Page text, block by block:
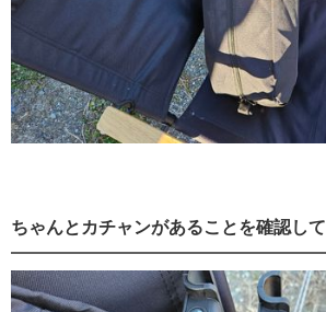
ちゃんとカチャンがあることを確認して